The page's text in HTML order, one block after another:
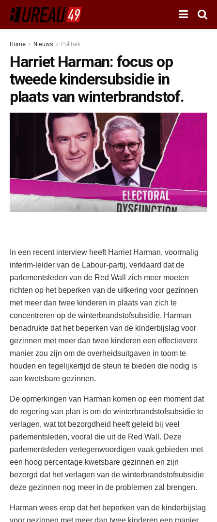
Home Nieuws Politiek
Harriet Harman: focus op
tweede kindersubsidie in
plaats van winterbrandstof.
In een recent interview heeft Harriet Harman, voormalig
interim-leider van de Labour-partij, verklaard dat de
parlementsleden van de Red Wall zich meer moeten
richten op het beperken van de uitkering voor gezinnen
met meer dan twee kinderen in plaats van zich te
concentreren op de winterbrandstofsubsidie. Harman
benadrukte dat het beperken van de kinderbijslag voor
gezinnen met meer dan twee kinderen een effectievere
manier zou zijn om de overheidsuitgaven in toom te
houden en tegelijkertijd de steun te bieden die nodig is
aan kwetsbare gezinnen.
De opmerkingen van Harman komen op een moment dat
de regering van plan is om de winterbrandstofsubsidie te
verlagen, wat tot bezorgdheid heeft geleid bij veel
parlementsleden, vooral die uit de Red Wall. Deze
parlementsleden vertegenwoordigen vaak gebieden met
een hoog percentage kwetsbare gezinnen en zijn
bezorgd dat het verlagen van de winterbrandstofsubsidie
deze gezinnen nog meer in de problemen zal brengen.
Harman wees erop dat het beperken van de kinderbijslag
voor gezinnen met meer dan twee kinderen een manier